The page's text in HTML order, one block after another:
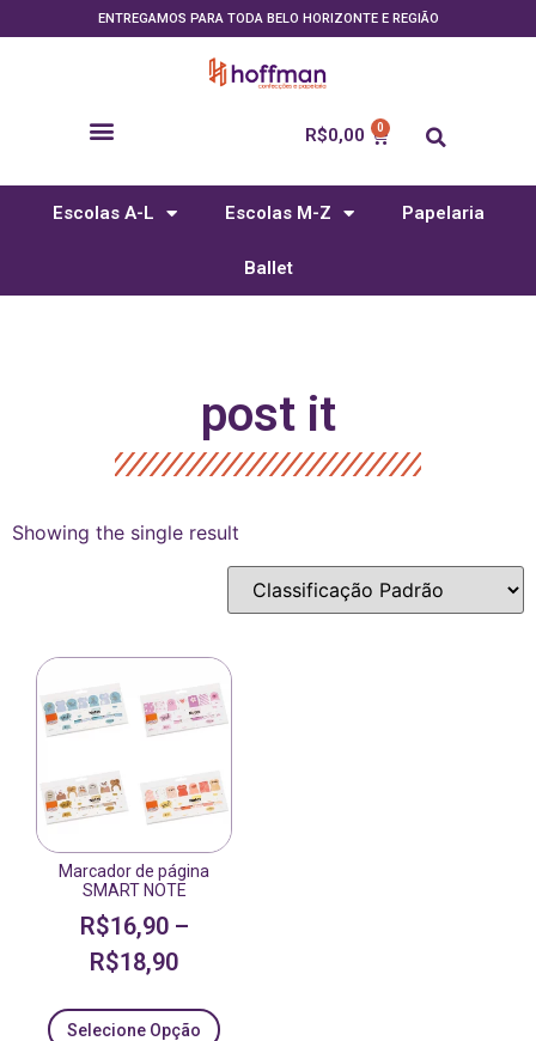
ENTREGAMOS PARA TODA BELO HORIZONTE E REGIÃO
R$0,00
Escolas A-L Escolas M-Z Papelaria
Ballet
post it
Showing the single result
Marcador de página
SMART NOTE
R$16,90–
R$18,90
Selecione Opção